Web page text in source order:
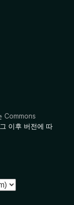
Commons
이후 버전에 따